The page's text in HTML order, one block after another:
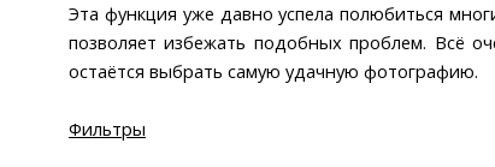
Эта функция уже давно успела полюбиться
позволяет избежать подобных проблем. Всё
остаётся выбрать самую удачную фотографию.
Фильтры